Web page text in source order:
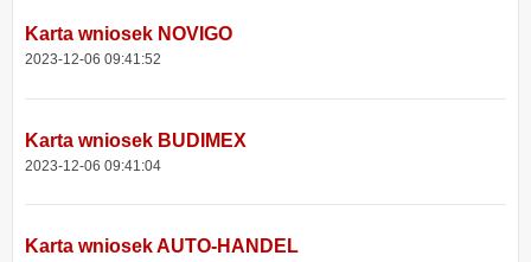
Karta wniosek NOVIGO
2023-12-06 09:41:52
Karta wniosek BUDIMEX
2023-12-06 09:41:04
Karta wniosek AUTO-HANDEL